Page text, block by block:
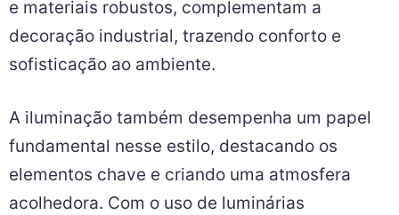
e materiais robustos, complementam a
decoração industrial, trazendo conforto e
sofisticação ao ambiente.
A iluminação também desempenha um papel
fundamental nesse estilo, destacando os
elementos chave e criando uma atmosfera
acolhedora. Com o uso de luminárias